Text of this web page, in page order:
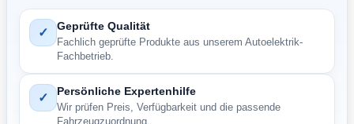
✓ Geprüfte Qualität
Fachlich geprüfte Produkte aus unserem Autoelektrik-
Fachbetrieb.
✓ Persönliche Expertenhilfe
Wir prüfen Preis, Verfügbarkeit und die passende